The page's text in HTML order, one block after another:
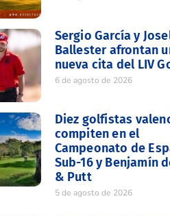
Sergio García y
Ballester afrontan
nueva cita del LIV
6 de agosto de 2026
Diez golfistas
compiten en el
Campeonato de
Sub-16 y Benjamín
& Putt
5 de agosto de 2026